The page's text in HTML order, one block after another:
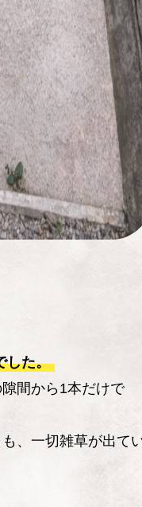
した。
間から1本だけで
、一切雑草が出て